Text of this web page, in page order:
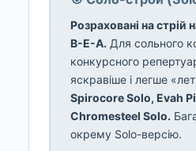
Розраховані на стрій
B-E-A. Для сольного
конкурсного
яскравіше і легше
Spirocore Solo, Evah
Chromesteel Solo.
окрему Solo-версію.